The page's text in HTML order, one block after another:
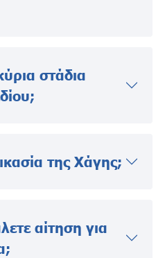
στάδια
της Χάγης;
αίτηση για